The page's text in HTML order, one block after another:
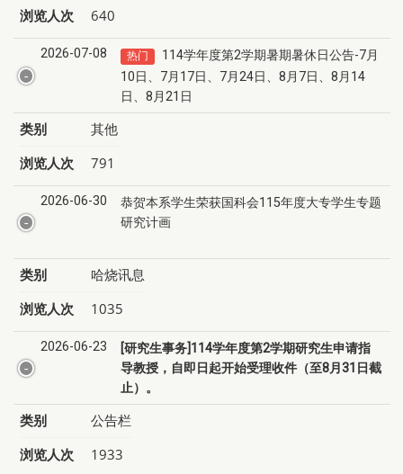
浏览人次
640
2026-07-08 热门
114学年度第2学期暑期暑休日公告-7月
10日、7月17日、7月24日、8月7日、8月14
日、8月21日
类别
其他
浏览人次
791
2026-06-30
恭贺本系学生荣获国科会115年度大专学生专题
研究计画
类别
哈烧讯息
浏览人次
1035
2026-06-23
[研究生事务]114学年度第2学期研究生申请指
导教授，自即日起开始受理收件（至8月31日截
止）。
类别
公告栏
浏览人次
1933